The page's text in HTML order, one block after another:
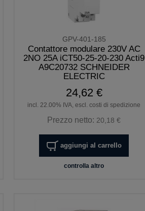
GPV-401-185
Contattore modulare 230V AC
2NO 25A iCT50-25-20-230 Acti9
A9C20732 SCHNEIDER
ELECTRIC
24,62 €
incl. 22.00% IVA, escl. costi di spedizione
Prezzo netto: 20,18 €
aggiungi al carrello
controlla altro